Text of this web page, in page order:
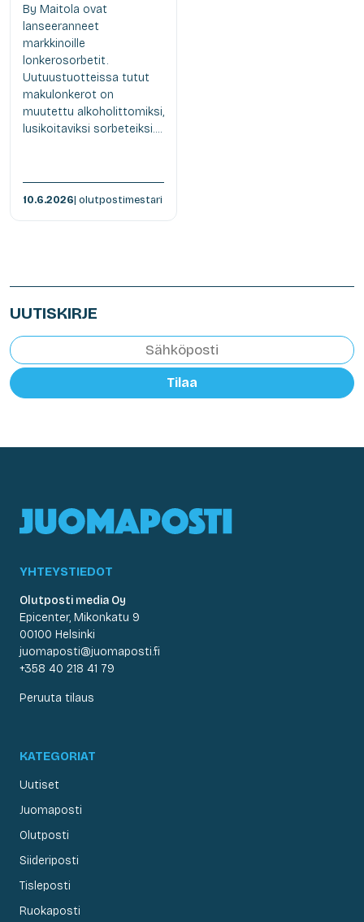
By Maitola ovat
lanseeranneet
markkinoille
lonkerosorbetit.
Uutuustuotteissa tutut
makulonkerot on
muutettu alkoholittomiksi,
lusikoitaviksi sorbeteiksi....
10.6.2026| olutpostimestari
UUTISKIRJE
Tilaa
YHTEYSTIEDOT
Olutposti media Oy
Epicenter, Mikonkatu 9
00100 Helsinki
juomaposti@juomaposti.fi
+358 40 218 41 79
Peruuta tilaus
KATEGORIAT
Uutiset
Juomaposti
Olutposti
Siideriposti
Tisleposti
Ruokaposti